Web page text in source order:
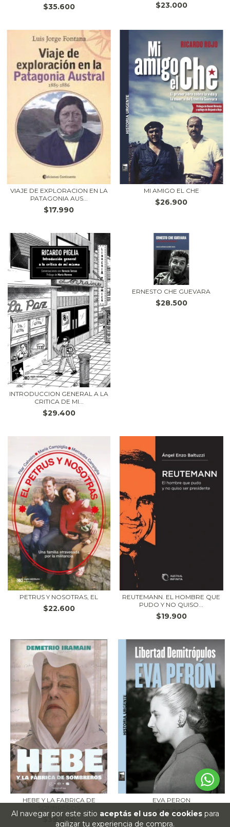
Al navegar por este sitio aceptás el uso de cookiespara
agilizar tu experiencia de compra.
$35.600 $23.000
VIAJE DE EXPLORACION EN LA
PATAGONIA AUS...
$17.990
MI AMIGO EL CHE
$26.900
INTRODUCCION GENERAL A LA
CRITICA DE MI...
$29.400
ERNESTO CHE GUEVARA
$28.500
PETRUS Y NOSOTRAS, EL
$22.600
REUTEMANN. EL HOMBRE QUE
PUDO Y NO QUISO...
$19.900
HEBE Y LA FABRICA DE
$39.600
EVA PERON
$27.900